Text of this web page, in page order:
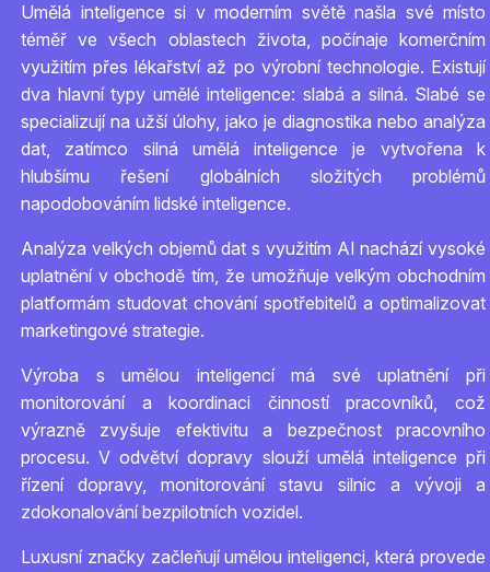
Umělá inteligence si v moderním světě našla své místo
téměř ve všech oblastech života, počínaje komerčním
využitím přes lékařství až po výrobní technologie. Existují
dva hlavní typy umělé inteligence: slabá a silná. Slabé se
specializují na užší úlohy, jako je diagnostika nebo analýza
dat, zatímco silná umělá inteligence je vytvořena k
hlubšímu řešení globálních složitých problémů
napodobováním lidské inteligence.
Analýza velkých objemů dat s využitím AI nachází vysoké
uplatnění v obchodě tím, že umožňuje velkým obchodním
platformám studovat chování spotřebitelů a optimalizovat
marketingové strategie.
Výroba s umělou inteligencí má své uplatnění při
monitorování a koordinaci činností pracovníků, což
výrazně zvyšuje efektivitu a bezpečnost pracovního
procesu. V odvětví dopravy slouží umělá inteligence při
řízení dopravy, monitorování stavu silnic a vývoji a
zdokonalování bezpilotních vozidel.
Luxusní značky začleňují umělou inteligenci, která provede